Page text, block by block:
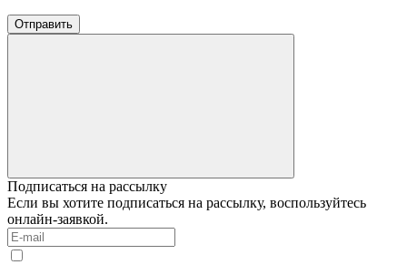
Отправить
Подписаться на рассылку
Если вы хотите подписаться на рассылку, воспользуйтесь
онлайн-заявкой.